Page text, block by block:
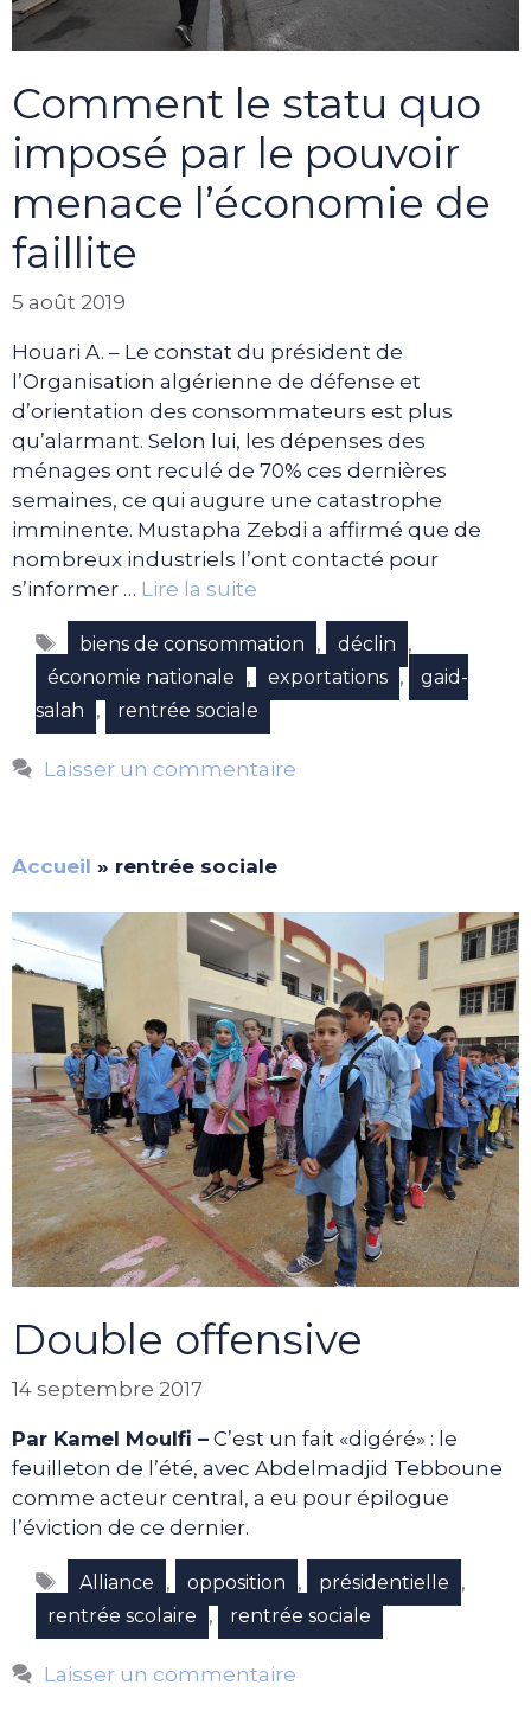
Comment le statu quo
imposé par le pouvoir
menace l’économie de
faillite
5 août 2019
Houari A. – Le constat du président de
l’Organisation algérienne de défense et
d’orientation des consommateurs est plus
qu’alarmant. Selon lui, les dépenses des
ménages ont reculé de 70% ces dernières
semaines, ce qui augure une catastrophe
imminente. Mustapha Zebdi a affirmé que de
nombreux industriels l’ont contacté pour
s’informer … Lire la suite
Étiquettes
biens de consommation , déclin ,
économie nationale , exportations ,
gaid-
salah
, rentrée sociale
Laisser un commentaire
Accueil » rentrée sociale
Double offensive
14 septembre 2017
Par Kamel Moulfi – C’est un fait «digéré» : le
feuilleton de l’été, avec Abdelmadjid Tebboune
comme acteur central, a eu pour épilogue
l’éviction de ce dernier.
Étiquettes
Alliance , opposition , présidentielle ,
rentrée scolaire , rentrée sociale
Laisser un commentaire